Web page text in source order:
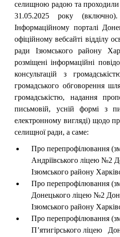
селищною радою та проходили
31.05.2025 року
Інформаційному порталі
офіційному вебсайті відділу
ради Ізюмського району
розміщені інформаційні
консультацій з
громадського обговорення
громадськістю, надання
письмовій, усній формі з
електронному вигляді) щодо
селищної ради, а саме:
Про перепрофілювання
Андріївського ліцею №2
Ізюмського району
Про перепрофілювання
Донецького ліцею №2
Ізюмського району
Про перепрофілювання
П’ятигірського ліцею